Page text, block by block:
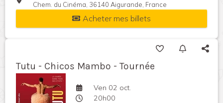
Chem. du Cinéma, 36140 Aigurande, France
Acheter mes billets
Tutu - Chicos Mambo - Tournée
Ven 02 oct.
20h00